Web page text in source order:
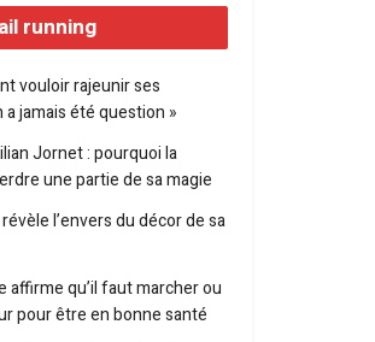
running
vouloir rajeunir ses
a jamais été question »
Jornet : pourquoi la
une partie de sa magie
l’envers du décor de sa
affirme qu’il faut marcher ou
pour être en bonne santé